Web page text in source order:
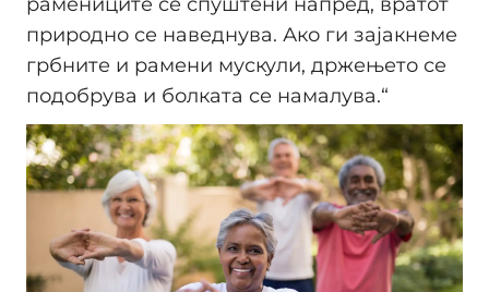
природно се наведнува. Ако ги зајакнеме
грбните и рамени мускули, држењето се
подобрува и болката се намалува.“